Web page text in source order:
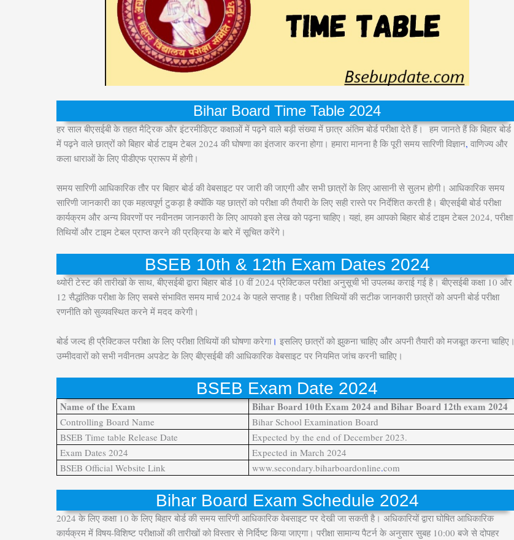
Bihar Board Time Table 2024
हर साल बीएसईबी के तहत मैट्रिक और इंटरमीडिएट कक्षाओं में पढ़ने वाले बड़ी संख्या में छात्र अंतिम बोर्ड परीक्षा देते हैं। हम जानते हैं कि बिहार बोर्ड
में पढ़ने वाले छात्रों को बिहार बोर्ड टाइम टेबल 2024 की घोषणा का इंतजार करना होगा। हमारा मानना है कि पूरी समय सारिणी विज्ञान, वाणिज्य और
कला धाराओं के लिए पीडीएफ प्रारूप में होगी।
समय सारिणी आधिकारिक तौर पर बिहार बोर्ड की वेबसाइट पर जारी की जाएगी और सभी छात्रों के लिए आसानी से सुलभ होगी। आधिकारिक समय
सारिणी जानकारी का एक महत्वपूर्ण टुकड़ा है क्योंकि यह छात्रों को परीक्षा की तैयारी के लिए सही रास्ते पर निर्देशित करती है। बीएसईबी बोर्ड परीक्षा
कार्यक्रम और अन्य विवरणों पर नवीनतम जानकारी के लिए आपको इस लेख को पढ़ना चाहिए। यहां, हम आपको बिहार बोर्ड टाइम टेबल 2024, परीक्षा
तिथियों और टाइम टेबल प्राप्त करने की प्रक्रिया के बारे में सूचित करेंगे।
BSEB 10th & 12th Exam Dates 2024
थ्योरी टेस्ट की तारीखों के साथ, बीएसईबी द्वारा बिहार बोर्ड 10 वीं 2024 प्रैक्टिकल परीक्षा अनुसूची भी उपलब्ध कराई गई है। बीएसईबी कक्षा 10 और
12 सैद्धांतिक परीक्षा के लिए सबसे संभावित समय मार्च 2024 के पहले सप्ताह है। परीक्षा तिथियों की सटीक जानकारी छात्रों को अपनी बोर्ड परीक्षा
रणनीति को सुव्यवस्थित करने में मदद करेगी।
बोर्ड जल्द ही प्रैक्टिकल परीक्षा के लिए परीक्षा तिथियों की घोषणा करेगा। इसलिए छात्रों को झुकना चाहिए और अपनी तैयारी को मजबूत करना चाहिए।
उम्मीदवारों को सभी नवीनतम अपडेट के लिए बीएसईबी की आधिकारिक वेबसाइट पर नियमित जांच करनी चाहिए।
BSEB Exam Date 2024
Name of the Exam Bihar Board 10th Exam 2024 and Bihar Board 12th exam 2024
Controlling Board Name
Bihar School Examination Board
BSEB Time table Release Date
Expected by the end of December 2023.
Exam Dates 2024
Expected in March 2024
BSEB Official Website Link
www.secondary.biharboardonline.com
Bihar Board Exam Schedule 2024
2024 के लिए कक्षा 10 के लिए बिहार बोर्ड की समय सारिणी आधिकारिक वेबसाइट पर देखी जा सकती है। अधिकारियों द्वारा घोषित आधिकारिक
कार्यक्रम में विषय-विशिष्ट परीक्षाओं की तारीखों को विस्तार से निर्दिष्ट किया जाएगा। परीक्षा सामान्य पैटर्न के अनुसार सुबह 10:00 बजे से दोपहर